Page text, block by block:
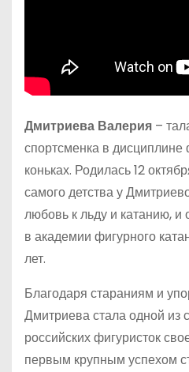
Дмитриева Валерия –
спортсменка в дисциплине
коньках. Родилась 12
самого детства у
любовь к льду и катанию, и
в академии фигурного
лет.
Благодаря стараниям и
Дмитриева стала одной
российских фигуристок
первым крупным успехом